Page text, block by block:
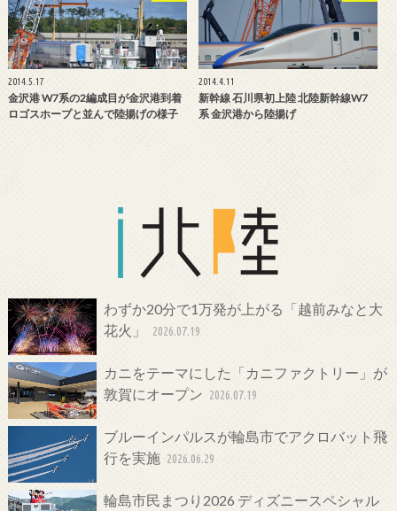
2014.5.17
金沢港 W7系の2編成目が金沢港到着
ロゴスホープと並んで陸揚げの様子
2014.4.11
新幹線 石川県初上陸 北陸新幹線W7
系 金沢港から陸揚げ
わずか20分で1万発が上がる「越前みなと大
花火」
2026.07.19
カニをテーマにした「カニファクトリー」が
敦賀にオープン 2026.07.19
ブルーインパルスが輪島市でアクロバット飛
行を実施 2026.06.29
輪島市民まつり2026 ディズニースペシャル